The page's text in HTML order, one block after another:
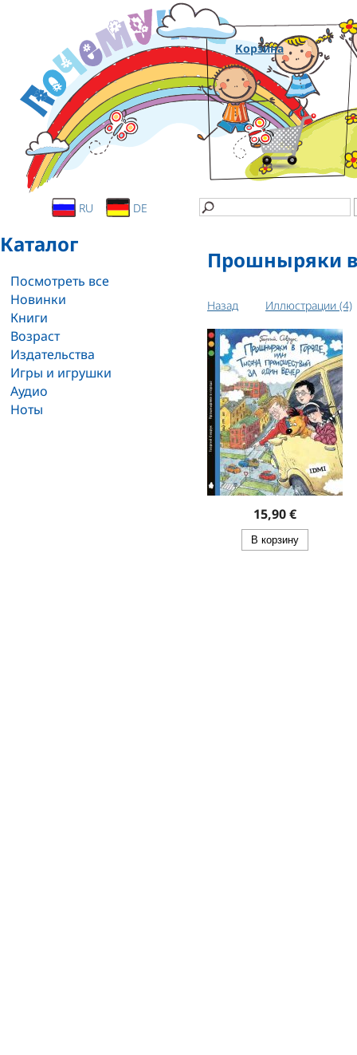
Корзина
RU DE
Каталог
Посмотреть все
Новинки
Книги
Возраст
Издательства
Игры и игрушки
Аудио
Ноты
Прошныряки в
Назад Иллюстрации (4)
15,90 €